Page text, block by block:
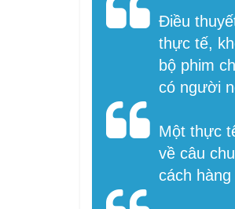
Điều
thực tế,
bộ phim
có người
Một thực
về câu
cách hàng